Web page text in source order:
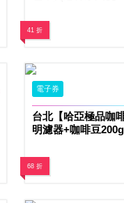
41 折
電子券
台北【哈亞極品咖
明濾器+咖啡豆
68 折